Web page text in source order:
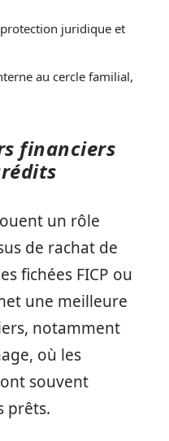
juridique et
au cercle familial,
financiers
un rôle
de rachat de
fichées FICP ou
une meilleure
notamment
où les
souvent
prêts.